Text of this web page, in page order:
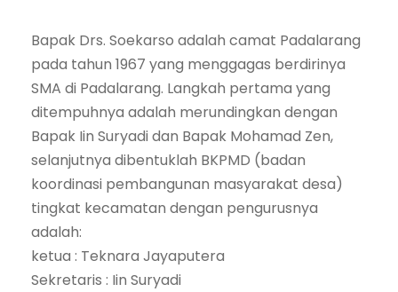
Bapak Drs. Soekarso adalah camat Padalarang
pada tahun 1967 yang menggagas berdirinya
SMA di Padalarang. Langkah pertama yang
ditempuhnya adalah merundingkan dengan
Bapak Iin Suryadi dan Bapak Mohamad Zen,
selanjutnya dibentuklah BKPMD (badan
koordinasi pembangunan masyarakat desa)
tingkat kecamatan dengan pengurusnya
adalah:
ketua : Teknara Jayaputera
Sekretaris : Iin Suryadi